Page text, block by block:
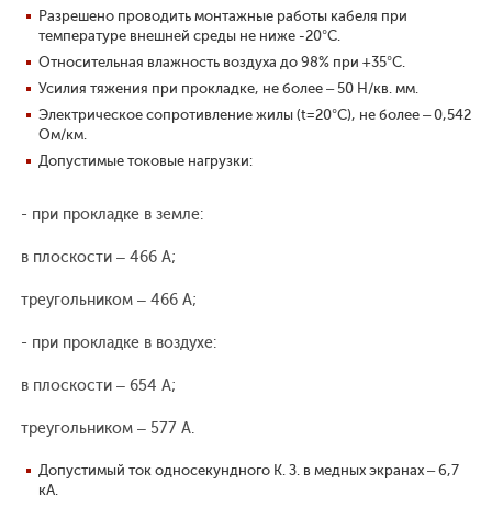
Разрешено проводить монтажные работы кабеля при
температуре внешней среды не ниже -20°С.
Относительная влажность воздуха до 98% при +35°С.
Усилия тяжения при прокладке, не более – 50 Н/кв. мм.
Электрическое сопротивление жилы (t=20°С), не более – 0,542
Ом/км.
Допустимые токовые нагрузки:
- при прокладке в земле:
в плоскости – 466 А;
треугольником – 466 А;
- при прокладке в воздухе:
в плоскости – 654 А;
треугольником – 577 А.
Допустимый ток односекундного К. З. в медных экранах – 6,7
кА.